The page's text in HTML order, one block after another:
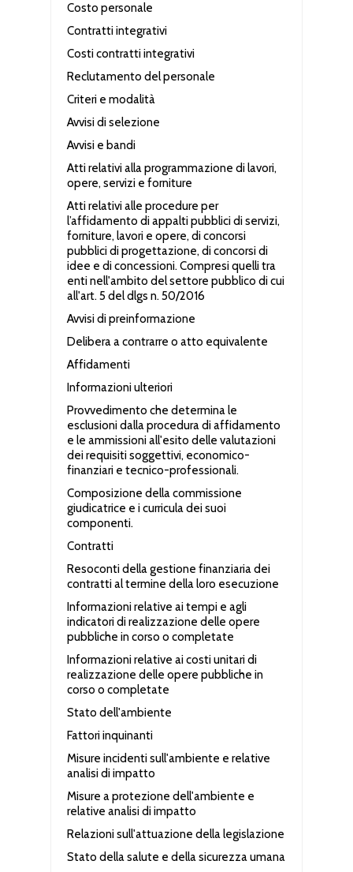
Costo personale
Contratti integrativi
Costi contratti integrativi
Reclutamento del personale
Criteri e modalità
Avvisi di selezione
Avvisi e bandi
Atti relativi alla programmazione di lavori,
opere, servizi e forniture
Atti relativi alle procedure per
l’affidamento di appalti pubblici di servizi,
forniture, lavori e opere, di concorsi
pubblici di progettazione, di concorsi di
idee e di concessioni. Compresi quelli tra
enti nell'ambito del settore pubblico di cui
all'art. 5 del dlgs n. 50/2016
Avvisi di preinformazione
Delibera a contrarre o atto equivalente
Affidamenti
Informazioni ulteriori
Provvedimento che determina le
esclusioni dalla procedura di affidamento
e le ammissioni all'esito delle valutazioni
dei requisiti soggettivi, economico-
finanziari e tecnico-professionali.
Composizione della commissione
giudicatrice e i curricula dei suoi
componenti.
Contratti
Resoconti della gestione finanziaria dei
contratti al termine della loro esecuzione
Informazioni relative ai tempi e agli
indicatori di realizzazione delle opere
pubbliche in corso o completate
Informazioni relative ai costi unitari di
realizzazione delle opere pubbliche in
corso o completate
Stato dell'ambiente
Fattori inquinanti
Misure incidenti sull'ambiente e relative
analisi di impatto
Misure a protezione dell'ambiente e
relative analisi di impatto
Relazioni sull'attuazione della legislazione
Stato della salute e della sicurezza umana